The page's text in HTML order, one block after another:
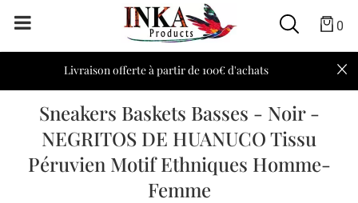
0
Livraison offerte à partir de 100€ d'achats
Sneakers Baskets Basses - Noir -
NEGRITOS DE HUANUCO Tissu
Péruvien Motif Ethniques Homme-
Femme